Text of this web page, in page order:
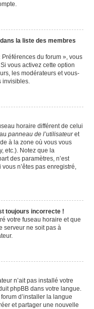
la liste des membres
du forum », vous
Si vous activez cette option
les modérateurs et vous-
invisibles.
horaire différent de celui
panneau de l’utilisateuret
à la zone où vous vous
etc.). Notez que la
des paramètres, n’est
n’êtes pas enregistré,
toujours incorrecte !
votre fuseau horaire et que
serveur ne soit pas à
n’ait pas installé votre
phpBB dans votre langue.
d’installer la langue
et partager une nouvelle